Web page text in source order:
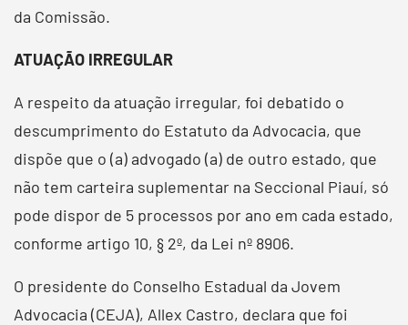
da Comissão.
ATUAÇÃO IRREGULAR
A respeito da atuação irregular, foi debatido o
descumprimento do Estatuto da Advocacia, que
dispõe que o (a) advogado (a) de outro estado, que
não tem carteira suplementar na Seccional Piauí, só
pode dispor de 5 processos por ano em cada estado,
conforme artigo 10, § 2º, da Lei nº 8906.
O presidente do Conselho Estadual da Jovem
Advocacia (CEJA), Allex Castro, declara que foi